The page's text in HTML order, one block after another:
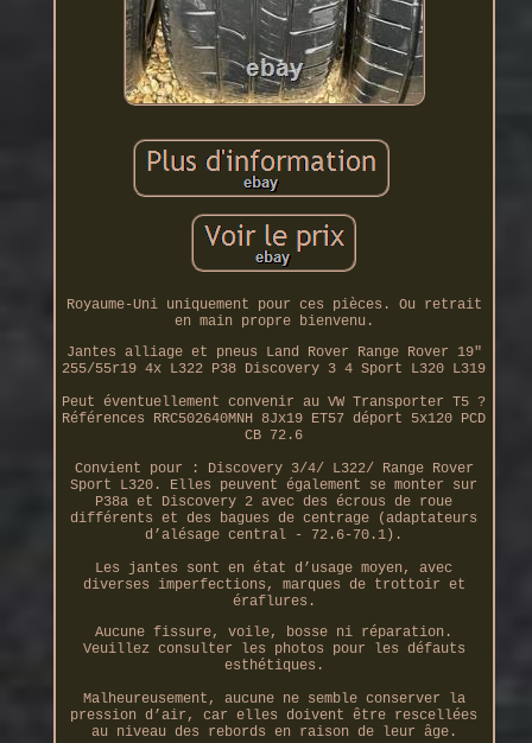
Royaume-Uni uniquement pour ces pièces. Ou retrait
en main propre bienvenu.
Jantes alliage et pneus Land Rover Range Rover 19"
255/55r19 4x L322 P38 Discovery 3 4 Sport L320 L319
Peut éventuellement convenir au VW Transporter T5 ?
Références RRC502640MNH 8Jx19 ET57 déport 5x120 PCD
CB 72.6
Convient pour : Discovery 3/4/ L322/ Range Rover
Sport L320. Elles peuvent également se monter sur
P38a et Discovery 2 avec des écrous de roue
différents et des bagues de centrage (adaptateurs
d’alésage central - 72.6-70.1).
Les jantes sont en état d’usage moyen, avec
diverses imperfections, marques de trottoir et
éraflures.
Aucune fissure, voile, bosse ni réparation.
Veuillez consulter les photos pour les défauts
esthétiques.
Malheureusement, aucune ne semble conserver la
pression d’air, car elles doivent être rescellées
au niveau des rebords en raison de leur âge.